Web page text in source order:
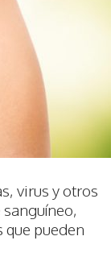
virus y otros
pueden